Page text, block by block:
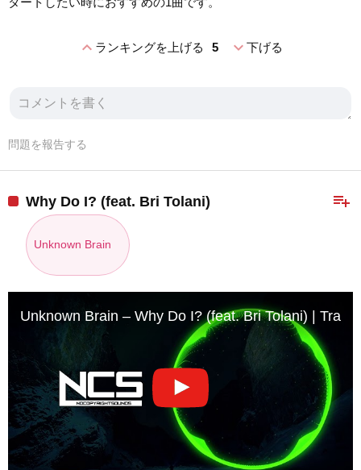
expand_lessランキングを上げる 5 expand_more下げる
問題を報告する
playlist_add
Why Do I? (feat. Bri Tolani)
Unknown Brain
Unknown Brain – Why Do I? (feat. Bri Tolani) | Trap